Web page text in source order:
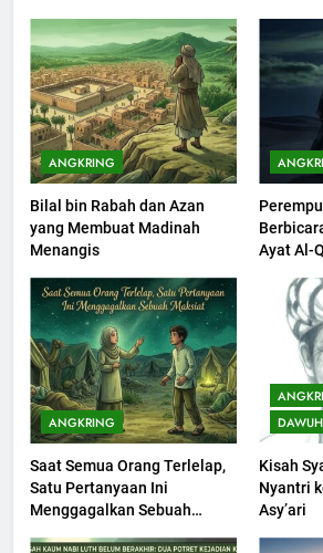
ANGKRING
Bilal bin Rabah dan Azan
yang Membuat Madinah
Menangis
Ayat Al-
ANGKRING
Saat Semua Orang Terlelap,
Satu Pertanyaan Ini
Menggagalkan Sebuah
Kisah
Nyantri
Asy’ari
200
Khutbah Idul
KHUTBAH
201
Khutbah jumat:
Seebagai
KHUTBAH
202
Khutbah Jumat
Bisa Diterima
KHUTBAH
203